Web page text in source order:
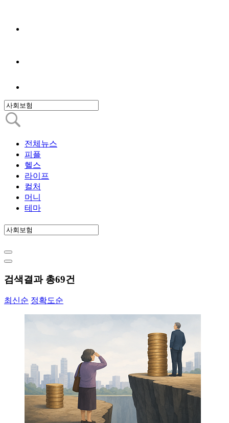
전체뉴스
피플
헬스
라이프
컬처
머니
테마
검색결과 총69건
최신순 정확도순